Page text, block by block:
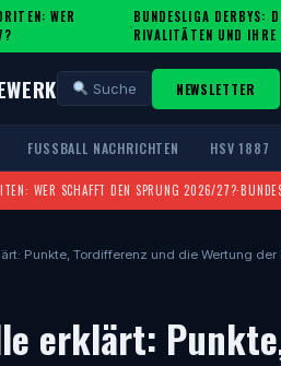
WER
·
BUNDESLIGA DERBYS:
IVALITÄTEN UND IHRE
Suche NEWSLETTER
FUSSBALL NACHRICHTEN HSV 1887
WER SCHAFFT DEN SPRUNG 2026/27?·
Punkte, Tordifferenz und die Wertung der
erklärt: